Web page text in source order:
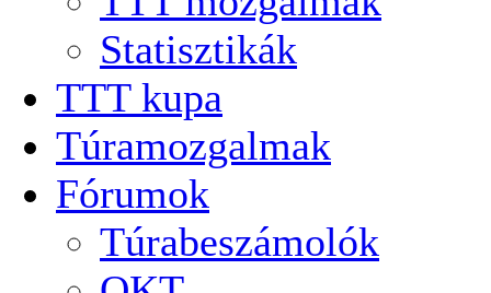
Statisztikák
TTT kupa
Túramozgalmak
Fórumok
Túrabeszámolók